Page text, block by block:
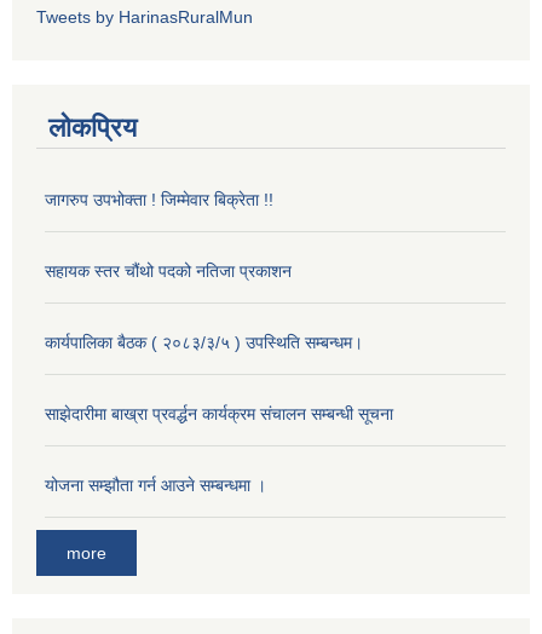
Tweets by HarinasRuralMun
लोकप्रिय
जागरुप उपभोक्ता ! जिम्मेवार बिक्रेता !!
सहायक स्तर चौंथो पदको नतिजा प्रकाशन
कार्यपालिका बैठक ( २०८३/३/५ ) उपस्थिति सम्बन्धम।
साझेदारीमा बाख्रा प्रवर्द्धन कार्यक्रम संचालन सम्बन्धी सूचना
योजना सम्झौता गर्न आउने सम्बन्धमा ।
more